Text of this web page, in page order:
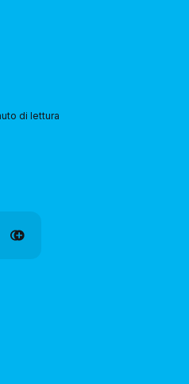
di lettura